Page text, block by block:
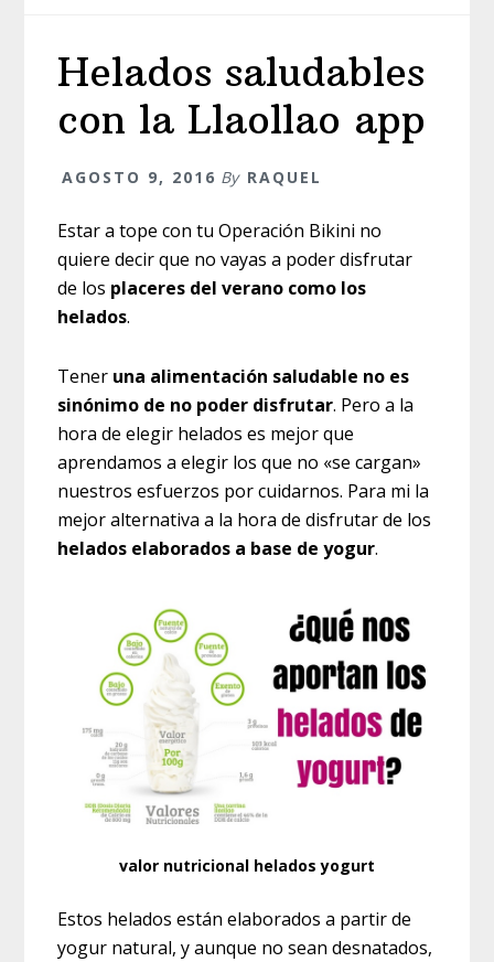
Helados saludables
con la Llaollao app
AGOSTO 9, 2016 By RAQUEL
Estar a tope con tu Operación Bikini no
quiere decir que no vayas a poder disfrutar
de los placeres del verano como los
helados.
Tener una alimentación saludable no es
sinónimo de no poder disfrutar. Pero a la
hora de elegir helados es mejor que
aprendamos a elegir los que no «se cargan»
nuestros esfuerzos por cuidarnos. Para mi la
mejor alternativa a la hora de disfrutar de los
helados elaborados a base de yogur.
valor nutricional helados yogurt
Estos helados están elaborados a partir de
yogur natural, y aunque no sean desnatados,